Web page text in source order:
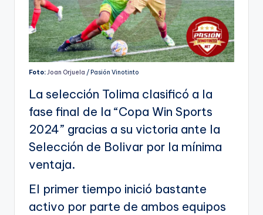
Foto:Joan Orjuela / Pasión Vinotinto
La selección Tolima clasificó a la
fase final de la “Copa Win Sports
2024” gracias a su victoria ante la
Selección de Bolivar por la mínima
ventaja.
El primer tiempo inició bastante
activo por parte de ambos equipos